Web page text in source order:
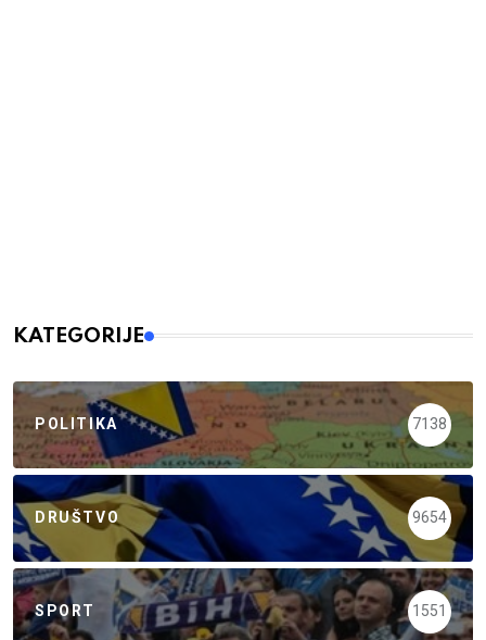
KATEGORIJE
POLITIKA 7138
DRUŠTVO 9654
SPORT 1551